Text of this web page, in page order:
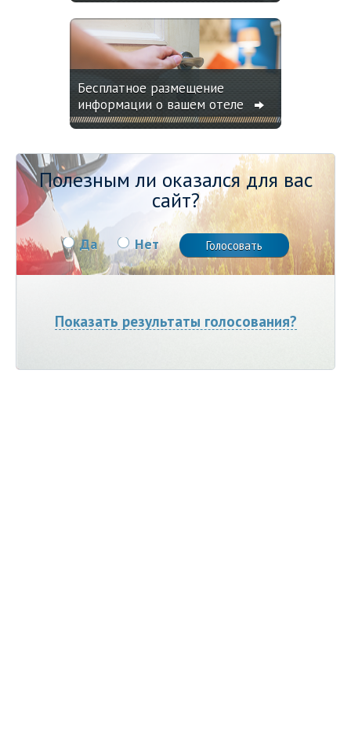
Бесплатное размещение
информации о вашем отеле
Полезным ли оказался для вас
сайт?
Да Нет
Показать результаты голосования?